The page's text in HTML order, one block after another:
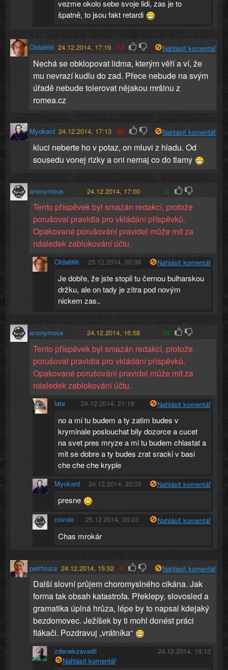
vezme okolo sebe svoje lidi, zas je to
špatně, to jsou fakt retardi
Olda666 24.12.2014, 17:19 -13 Nahlásit komentář
Nechá se obklopovat lidma, kterým věří a ví, že
mu nevrazí kudlu do zad. Přece nebude na svým
úřadě nebude tolerovat nějakou mršinu z
romea.cz
Myokard 24.12.2014, 17:13 -50 Nahlásit komentář
kluci neberte ho v potaz, on mluvi z hladu. Od
sousedu vonej rizky a oni nemaj co do tlamy
anonymous 24.12.2014, 17:00 12
Tento příspěvek byl smazán redakcí, protože
porušoval pravidla pro vkládání příspěvků.
Opakované porušování pravidel může mít za
následek zablokování účtu.
Olda666 25.12.2014, 00:38 Nahlásit komentář
Je dobře, že jste stopli tu černou bulharskou
držku, ale on tady je zítra pod novým
nickem zas..
anonymous 24.12.2014, 16:58 24
Tento příspěvek byl smazán redakcí, protože
porušoval pravidla pro vkládání příspěvků.
Opakované porušování pravidel může mít za
následek zablokování účtu.
late 24.12.2014, 21:19 Nahlásit komentář
no a mi tu budem a ty zatim budes v
kryminale poslouchat bily dozorce a cucet
na svet pres mryze a mi tu budem chlastat a
mit se dobre a ty budes zrat sracki v basi
che che che kryple
Myokard 24.12.2014, 22:35 Nahlásit komentář
presne
covole 25.12.2014, 00:23 Nahlásit komentář
Chas mrokár
petrhruza 24.12.2014, 15:52 -4 Nahlásit komentář
Další slovní průjem choromyslného cikána. Jak
forma tak obsah katastrofa. Překlepy, slovosled a
gramatika úplná hrůza, lépe by to napsal kdejaký
bezdomovec. Ježíšek by ti mohl donést práci
flákači. Pozdravuj „vrátníka“
zdenekzavadil
24.12.2014, 16:13
Nahlásit komentář